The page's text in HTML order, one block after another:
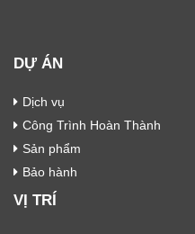
DỰ ÁN
Dịch vụ
Công Trình Hoàn Thành
Sản phẩm
Bảo hành
VỊ TRÍ